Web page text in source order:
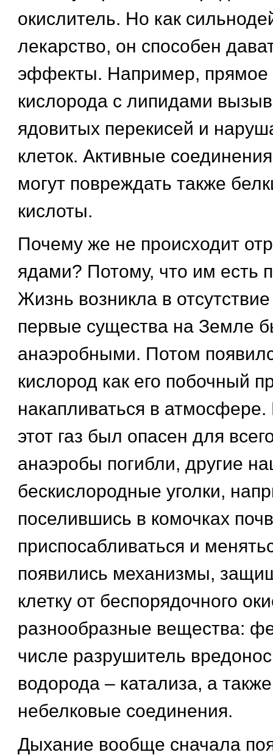
окислитель. Но как
лекарство, он способен
эффекты. Например, прямое
кислорода с липидами
ядовитых перекисей и
клеток. Активные
могут повреждать также
кислоты.
Почему же не происходит
ядами? Потому, что им есть
Жизнь возникла в
первые существа на Земле
анаэробными. Потом
кислород как его побочный
накапливаться в
этот газ был опасен для
анаэробы погибли, другие
бескислородные уголки,
поселившись в комочках
приспосабливаться и
появились механизмы,
клетку от беспорядочного
разнообразные вещества:
числе разрушитель
водорода – катализа, а
небелковые соединения.
Дыхание вообще сначала